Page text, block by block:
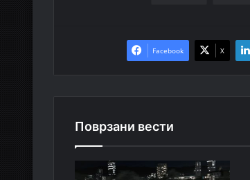
Facebook X
Поврзани вести